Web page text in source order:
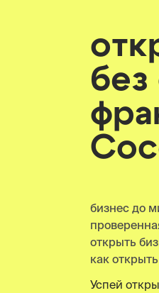
без
бизнес до
открыть
как
Успей